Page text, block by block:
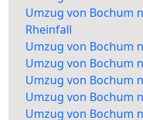
Umzug von Bochum
Rheinfall
Umzug von Bochum
Umzug von Bochum
Umzug von Bochum
Umzug von Bochum
Umzug von Bochum